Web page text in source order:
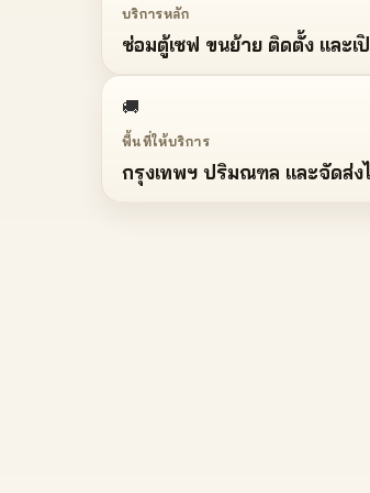
บริการหลัก
ซ่อมตู้เซฟ ขนย้าย ติดตั้ง และ
🚚
พื้นที่ให้บริการ
กรุงเทพฯ ปริมณฑล และจัดส่ง